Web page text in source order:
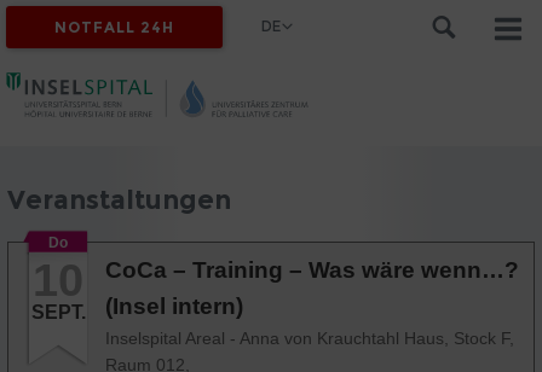
NOTFALL 24H DE
Veranstaltungen
Do
10
SEPT.
CoCa – Training – Was wäre wenn…?
(Insel intern)
Inselspital Areal - Anna von Krauchtahl Haus, Stock F,
Raum 012,